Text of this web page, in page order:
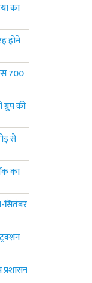
का
होने
700
की
से
का
सितंबर